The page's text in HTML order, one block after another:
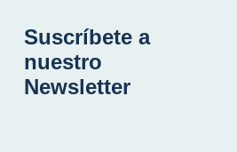
Suscríbete a
nuestro
Newsletter